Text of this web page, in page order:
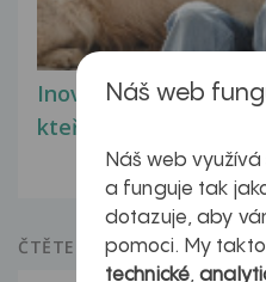
Inovativní léčba
kteří ji...
ČTĚTE VÍCE
Náš web
Náš web
a funguje tak
dotazuje, aby
pomoci. My
technické,